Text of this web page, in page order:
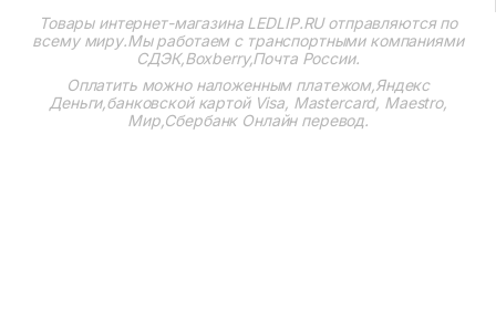
Товары интернет-магазина LEDLIP.RUотправляются по
всему миру.Мы работаем с транспортными компаниями
СДЭК,Boxberry,Почта России.
Оплатить можно наложенным платежом,Яндекс
Деньги,банковской картой Visa, Mastercard, Maestro,
Мир,Сбербанк Онлайн перевод.